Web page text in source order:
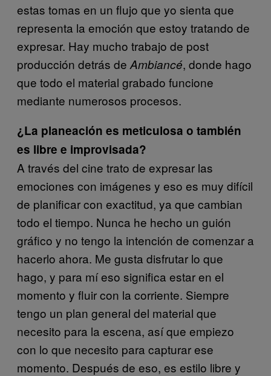
estas tomas en un flujo que yo sienta que
representa la emoción que estoy tratando de
expresar. Hay mucho trabajo de post
producción detrás de Ambiancé, donde hago
que todo el material grabado funcione
mediante numerosos procesos.
¿La planeación es meticulosa o también
es libre e improvisada?
A través del cine trato de expresar las
emociones con imágenes y eso es muy difícil
de planificar con exactitud, ya que cambian
todo el tiempo. Nunca he hecho un guión
gráfico y no tengo la intención de comenzar a
hacerlo ahora. Me gusta disfrutar lo que
hago, y para mí eso significa estar en el
momento y fluir con la corriente. Siempre
tengo un plan general del material que
necesito para la escena, así que empiezo
con lo que necesito para capturar ese
momento. Después de eso, es estilo libre y